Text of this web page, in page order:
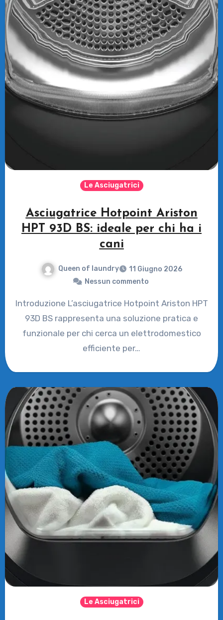
Le Asciugatrici
Asciugatrice Hotpoint Ariston
HPT 93D BS: ideale per chi ha i
cani
Queen of laundry
11 Giugno 2026
Nessun commento
Introduzione L’asciugatrice Hotpoint Ariston HPT
93D BS rappresenta una soluzione pratica e
funzionale per chi cerca un elettrodomestico
efficiente per…
Le Asciugatrici